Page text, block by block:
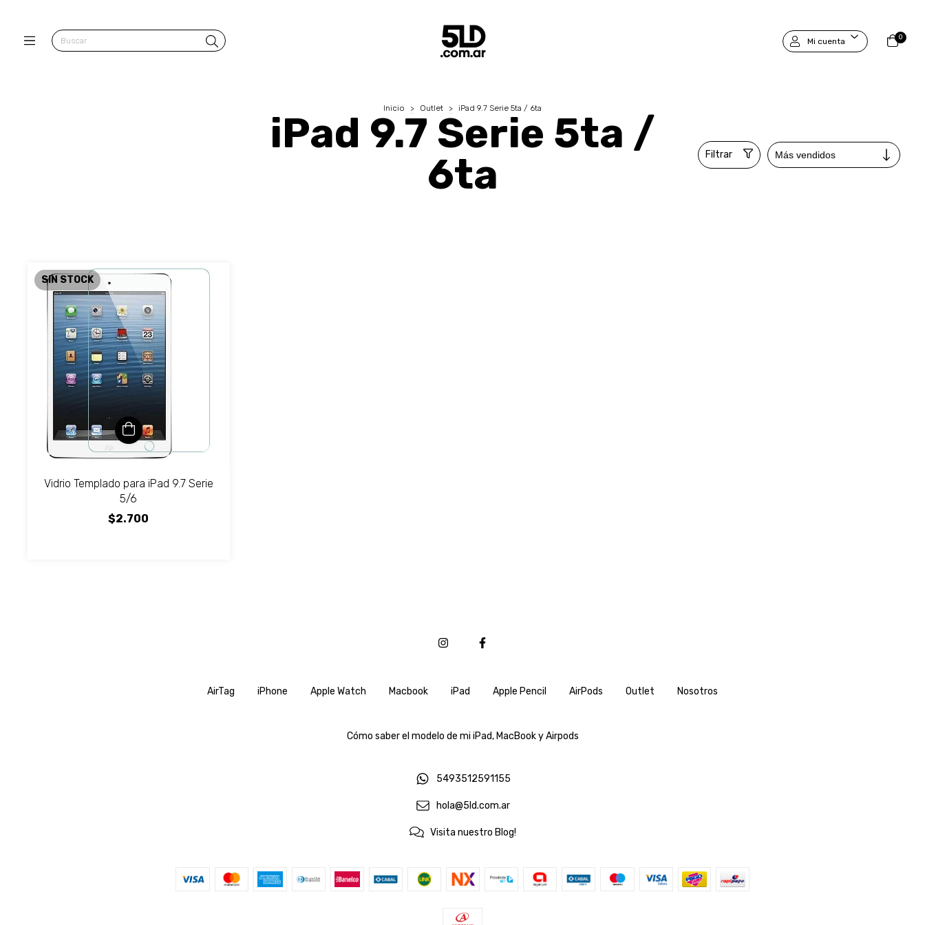
Mi cuenta 0
Inicio > Outlet > iPad 9.7 Serie 5ta / 6ta
iPad 9.7 Serie 5ta /
6ta
Filtrar
SIN STOCK
Vidrio Templado para iPad 9.7 Serie
5/6
$2.700
AirTag iPhone Apple Watch Macbook iPad Apple Pencil AirPods Outlet Nosotros
Cómo saber el modelo de mi iPad, MacBook y Airpods
5493512591155
hola@5ld.com.ar
Visita nuestro Blog!